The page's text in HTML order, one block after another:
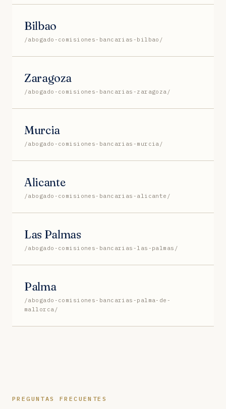
Bilbao
/abogado-comisiones-bancarias-bilbao/
Zaragoza
/abogado-comisiones-bancarias-zaragoza/
Murcia
/abogado-comisiones-bancarias-murcia/
Alicante
/abogado-comisiones-bancarias-alicante/
Las Palmas
/abogado-comisiones-bancarias-las-palmas/
Palma
/abogado-comisiones-bancarias-palma-de-
mallorca/
PREGUNTAS FRECUENTES